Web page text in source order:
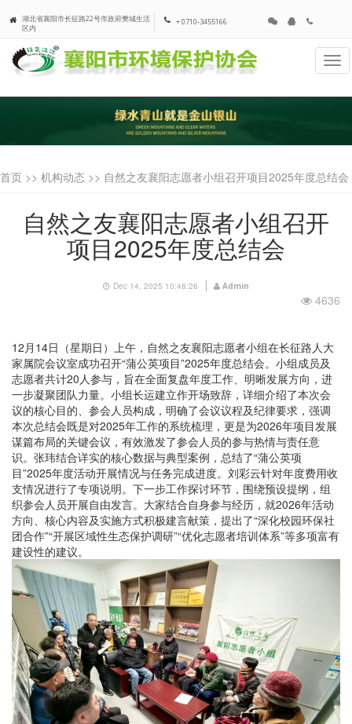
湖北省襄阳市长征路22号市政府樊城生活
区内
+ 0710-3455166
首页 >> 机构动态 >> 自然之友襄阳志愿者小组召开项目2025年度总结会
自然之友襄阳志愿者小组召开
项目2025年度总结会
Dec 14, 2025 10:48:26 Admin
4636
12月14日（星期日）上午，自然之友襄阳志愿者小组在长征路人大
家属院会议室成功召开“蒲公英项目”2025年度总结会。小组成员及
志愿者共计20人参与，旨在全面复盘年度工作、明晰发展方向，进
一步凝聚团队力量。小组长运建立作开场致辞，详细介绍了本次会
议的核心目的、参会人员构成，明确了会议议程及纪律要求，强调
本次总结会既是对2025年工作的系统梳理，更是为2026年项目发展
谋篇布局的关键会议，有效激发了参会人员的参与热情与责任意
识。张玮结合详实的核心数据与典型案例，总结了“蒲公英项
目”2025年度活动开展情况与任务完成进度。刘彩云针对年度费用收
支情况进行了专项说明。下一步工作探讨环节，围绕预设提纲，组
织参会人员开展自由发言。大家结合自身参与经历，就2026年活动
方向、核心内容及实施方式积极建言献策，提出了“深化校园环保社
团合作”“开展区域性生态保护调研”“优化志愿者培训体系”等多项富有
建设性的建议。